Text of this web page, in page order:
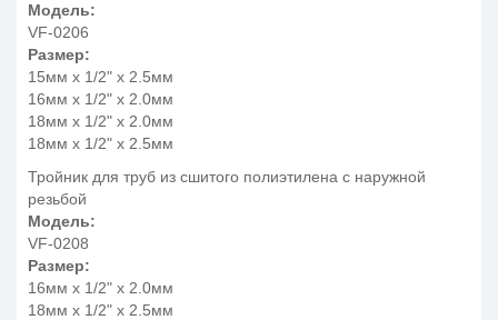
Модель:
VF-0206
Размер:
15мм x 1/2" x 2.5мм
16мм x 1/2" x 2.0мм
18мм x 1/2" x 2.0мм
18мм x 1/2" x 2.5мм
Тройник для труб из сшитого полиэтилена с наружной
резьбой
Модель:
VF-0208
Размер:
16мм x 1/2" x 2.0мм
18мм x 1/2" x 2.5мм